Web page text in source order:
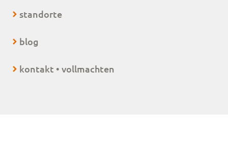
standorte
blog
kontakt • vollmachten